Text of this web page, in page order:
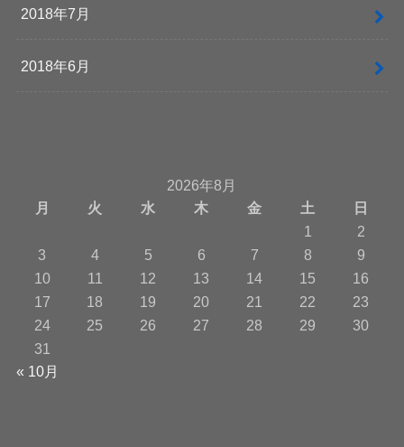
2018年7月
2018年6月
2026年8月
月
火 水 木 金 土
日
1
2
3
4 5 6 7 8
9
10
11 12 13 14 15
16
17
18 19 20 21 22
23
24
25 26 27 28 29
30
31
« 10月